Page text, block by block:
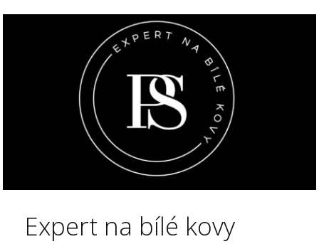
Expert na bílé kovy